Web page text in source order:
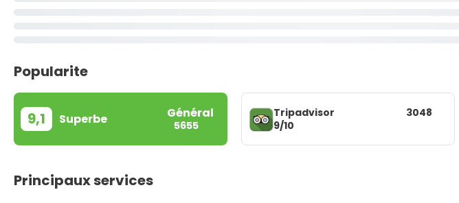
Popularite
9,1 Superbe Général
5655
Tripadvisor
9/10
3048
Principaux services